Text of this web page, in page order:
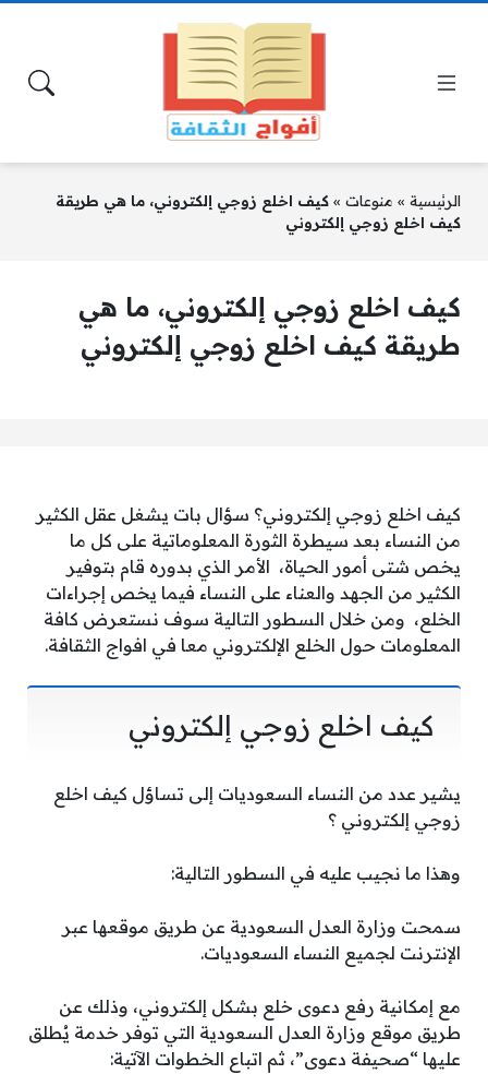
الرئيسية » منوعات » كيف اخلع زوجي إلكتروني، ما هي طريقة
كيف اخلع زوجي إلكتروني
كيف اخلع زوجي إلكتروني، ما هي
طريقة كيف اخلع زوجي إلكتروني
كيف اخلع زوجي إلكتروني؟ سؤال بات يشغل عقل الكثير
من النساء بعد سيطرة الثورة المعلوماتية على كل ما
يخص شتى أمور الحياة، الأمر الذي بدوره قام بتوفير
الكثير من الجهد والعناء على النساء فيما يخص إجراءات
الخلع، ومن خلال السطور التالية سوف نستعرض كافة
المعلومات حول الخلع الإلكتروني معا في افواج الثقافة.
كيف اخلع زوجي إلكتروني
يشير عدد من النساء السعوديات إلى تساؤل كيف اخلع
زوجي إلكتروني ؟
وهذا ما نجيب عليه في السطور التالية:
سمحت وزارة العدل السعودية عن طريق موقعها عبر
الإنترنت لجميع النساء السعوديات.
مع إمكانية رفع دعوى خلع بشكل إلكتروني، وذلك عن
طريق موقع وزارة العدل السعودية التي توفر خدمة يُطلق
عليها “صحيفة دعوى”، ثم اتباع الخطوات الآتية: